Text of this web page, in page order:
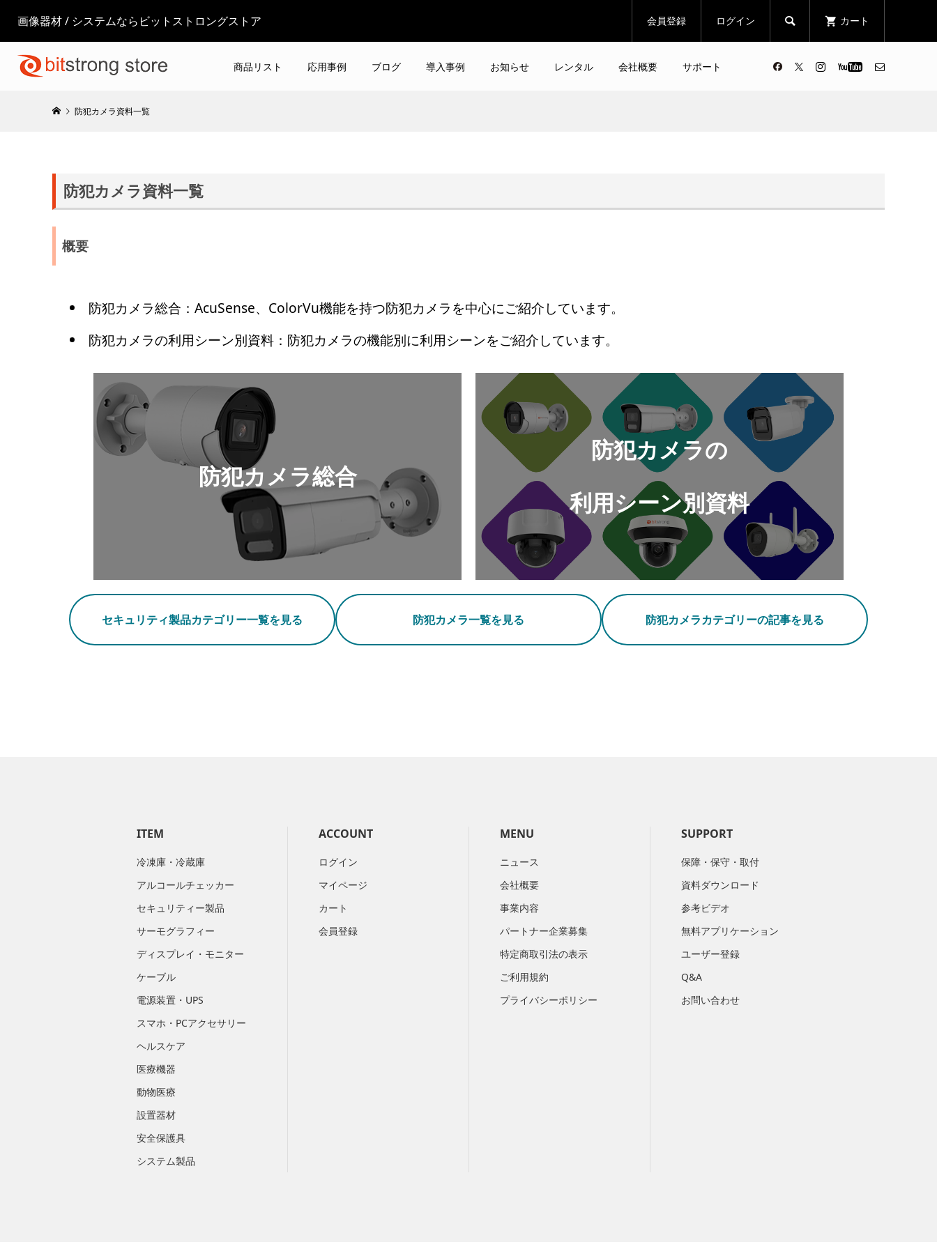
画像器材 / システムならビットストロングストア 会員登録 ログイン  カート
商品リスト 応用事例 ブログ 導入事例 お知らせ レンタル 会社概要 サポート
防犯カメラ資料一覧
防犯カメラ資料一覧
概要
防犯カメラ総合：AcuSense、ColorVu機能を持つ防犯カメラを中心にご紹介しています。
防犯カメラの利用シーン別資料：防犯カメラの機能別に利用シーンをご紹介しています。
防犯カメラ総合
防犯カメラの
利用シーン別資料
セキュリティ製品カテゴリー一覧を見る 防犯カメラ一覧を見る 防犯カメラカテゴリーの記事を見る
ITEM
冷凍庫・冷蔵庫
アルコールチェッカー
セキュリティー製品
サーモグラフィー
ディスプレイ・モニター
ケーブル
電源装置・UPS
スマホ・PCアクセサリー
ヘルスケア
医療機器
動物医療
設置器材
安全保護具
システム製品
ACCOUNT
ログイン
マイページ
カート
会員登録
MENU
ニュース
会社概要
​事業内容
パートナー企業募集
特定商取引法の表示
ご利用規約
プライバシーポリシー
SUPPORT
保障・保守・取付
資料ダウンロード
参考ビデオ
無料アプリケーション
ユーザー登録
Q&A
お問い合わせ